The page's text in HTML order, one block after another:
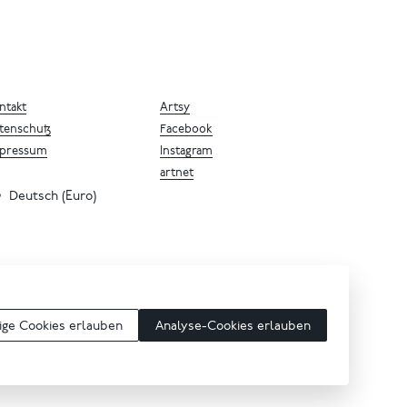
Artsy
Facebook
Instagram
artnet
Deutsch (Euro)
Cookies erlauben Analyse-Cookies erlauben